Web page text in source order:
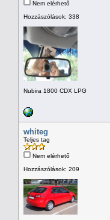
Nem elérhető
Hozzászólások: 338
Nubira 1800 CDX LPG
whiteg
Teljes tag
Nem elérhető
Hozzászólások: 209